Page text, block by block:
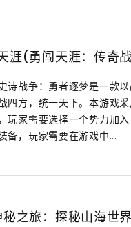
涯(勇闯天涯：传奇
诗战争：勇者逐梦是一款
四方，统一天下。本游戏
玩家需要选择一个势力加
备，玩家需要在游戏中...
之旅：探秘山海世